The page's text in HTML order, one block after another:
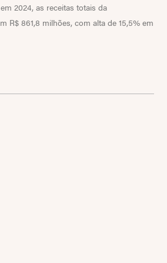
2024, as receitas totais da
R$ 861,8 milhões, com alta de 15,5% em